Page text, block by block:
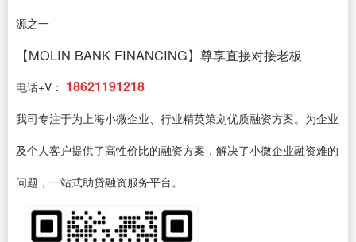
源之一
【MOLIN BANK FINANCING】尊享直接对接老板
电话+V： 18621191218
我司专注于为上海小微企业、行业精英策划优质融资方案。为企业
及个人客户提供了高性价比的融资方案，解决了小微企业融资难的
问题，一站式助贷融资服务平台。